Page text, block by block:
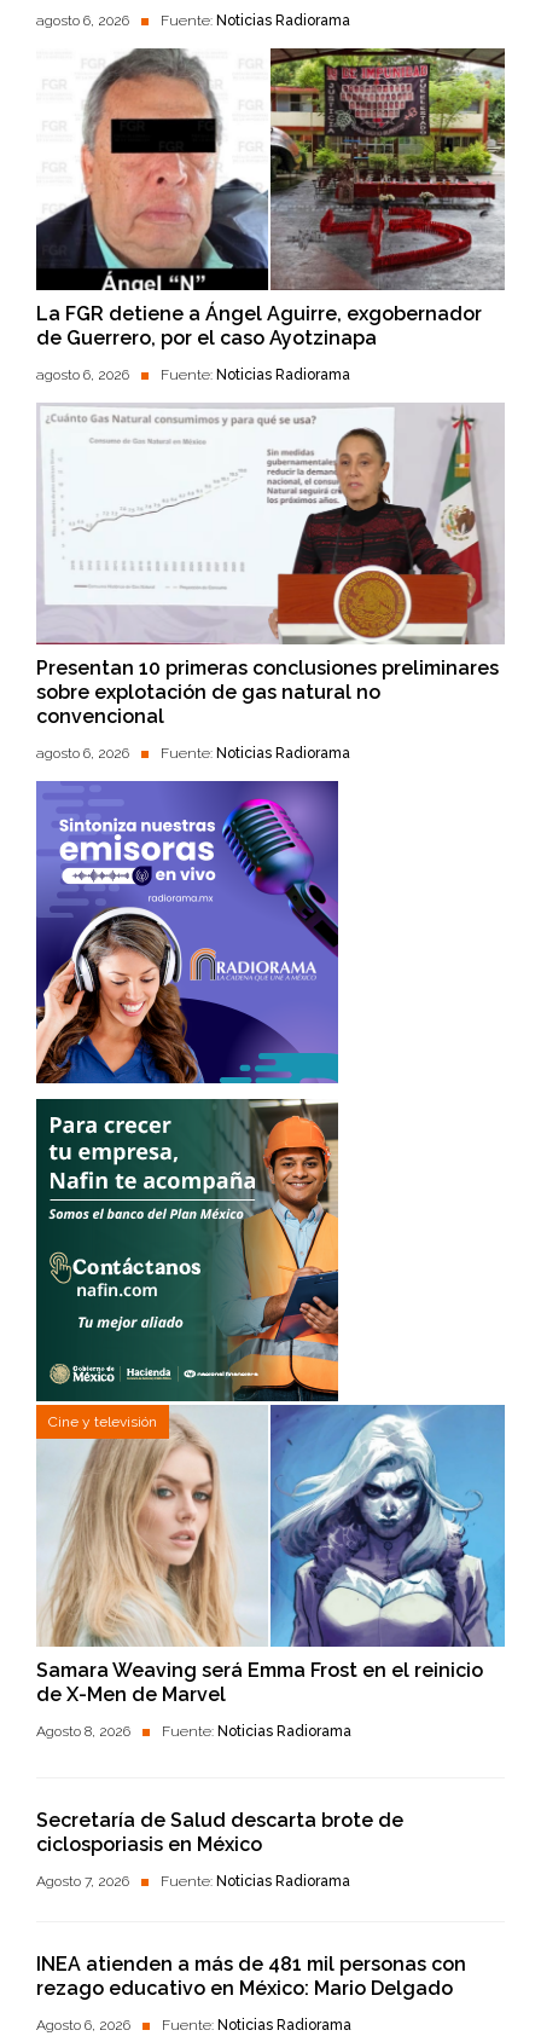
agosto 6, 2026 Fuente: Noticias Radiorama
La FGR detiene a Ángel Aguirre, exgobernador
de Guerrero, por el caso Ayotzinapa
agosto 6, 2026 Fuente: Noticias Radiorama
Presentan 10 primeras conclusiones preliminares
sobre explotación de gas natural no
convencional
agosto 6, 2026 Fuente: Noticias Radiorama
Cine y televisión
Samara Weaving será Emma Frost en el reinicio
de X-Men de Marvel
Agosto 8, 2026 Fuente: Noticias Radiorama
Secretaría de Salud descarta brote de
ciclosporiasis en México
Agosto 7, 2026 Fuente: Noticias Radiorama
INEA atienden a más de 481 mil personas con
rezago educativo en México: Mario Delgado
Agosto 6, 2026 Fuente: Noticias Radiorama